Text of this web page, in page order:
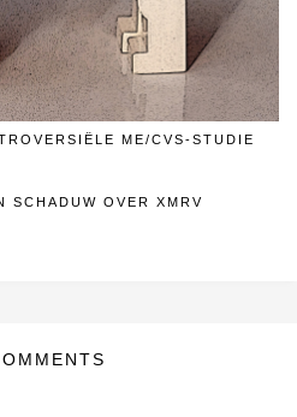
ME/CVS-STUDIE
SCHADUW OVER XMRV